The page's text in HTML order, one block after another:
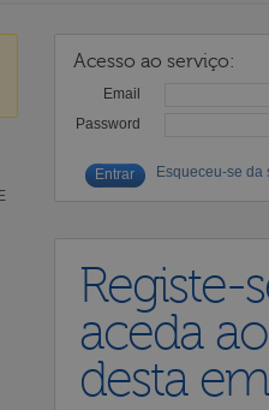
Acesso ao serviço:
Email
Password
Esqueceu-se da
Registe-
aceda
desta